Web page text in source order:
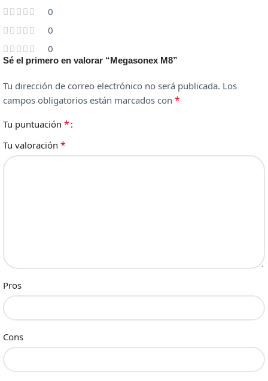
0
0
0
Sé el primero en valorar “Megasonex M8”
Tu dirección de correo electrónico no será publicada. Los
campos obligatorios están marcados con *
Tu puntuación *
Tu valoración *
Pros
Cons